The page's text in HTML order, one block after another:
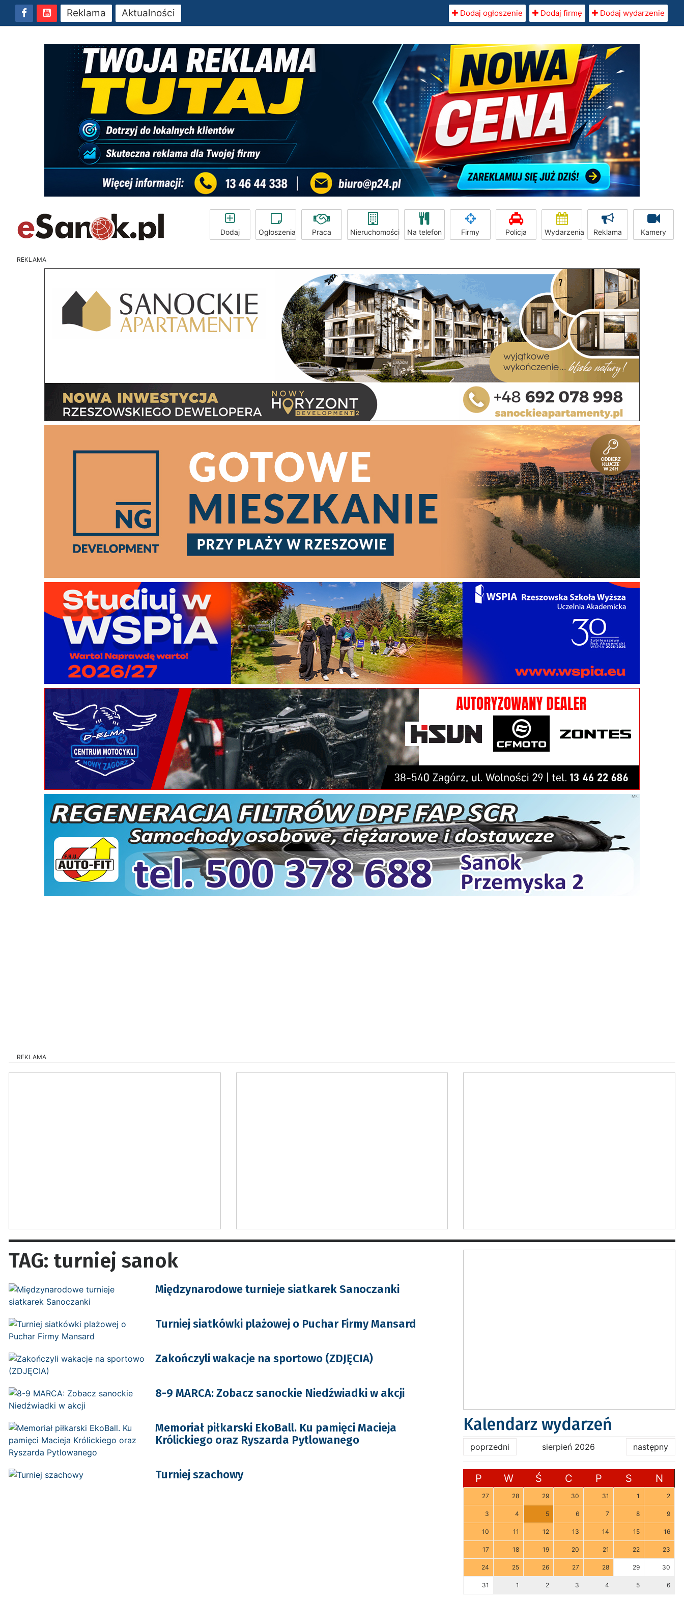
Reklama Aktualności Dodaj ogłoszenie Dodaj firmę Dodaj wydarzenie
Dodaj Ogłoszenia Praca Nieruchomości Na telefon Firmy Policja Wydarzenia Reklama Kamery
REKLAMA
REKLAMA
TAG: turniej sanok
Międzynarodowe turnieje siatkarek Sanoczanki
Turniej siatkówki plażowej o Puchar Firmy Mansard
Zakończyli wakacje na sportowo (ZDJĘCIA)
8-9 MARCA: Zobacz sanockie Niedźwiadki w akcji
Memoriał piłkarski EkoBall. Ku pamięci Macieja
Królickiego oraz Ryszarda Pytlowanego
Turniej szachowy
Kalendarz wydarzeń
poprzedni sierpień 2026 następny
P W Ś C P S N
27 28 29 30 31 1 2
3 4 5 6 7 8 9
10 11 12 13 14 15 16
17 18 19 20 21 22 23
24 25 26 27 28 29 30
31 1 2 3 4 5 6